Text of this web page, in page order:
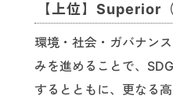
【上位】Superior
環境・社会・ガバナン
みを進めることで、
するとともに、更なる